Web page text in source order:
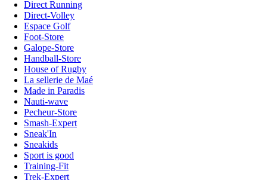
Direct Running
Direct-Volley
Espace Golf
Foot-Store
Galope-Store
Handball-Store
House of Rugby
La sellerie de Maé
Made in Paradis
Nauti-wave
Pecheur-Store
Smash-Expert
Sneak'In
Sneakids
Sport is good
Training-Fit
Trek-Expert